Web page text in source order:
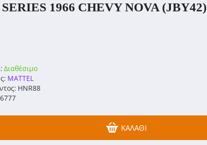
1966 CHEVY NOVA (JBY42)
Διαθέσιμο
MATTEL
HNR88
ΚΑΛΆΘΙ